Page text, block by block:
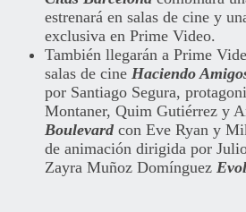
estrenará en salas de cine y
exclusiva en Prime Video.
También llegarán a Prime
salas de cine Haciendo
por Santiago Segura,
Montaner, Quim Gutiérrez y
Boulevard con Eve Ryan y
de animación dirigida por
Zayra Muñoz Domínguez